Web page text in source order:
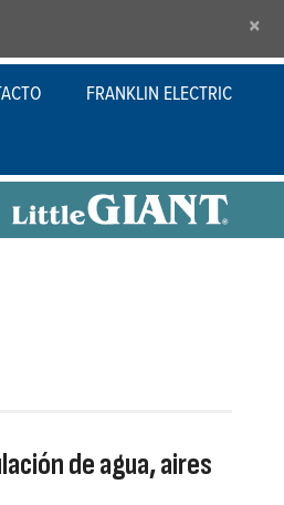
×
FRANKLIN ELECTRIC
de agua, aires